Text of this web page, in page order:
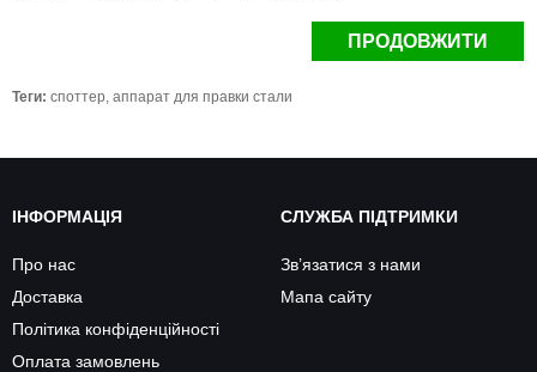
ПРОДОВЖИТИ
Теги: споттер, аппарат для правки стали
ІНФОРМАЦІЯ
Про нас
Доставка
Політика конфіденційності
Оплата замовлень
СЛУЖБА ПІДТРИМКИ
Зв’язатися з нами
Мапа сайту